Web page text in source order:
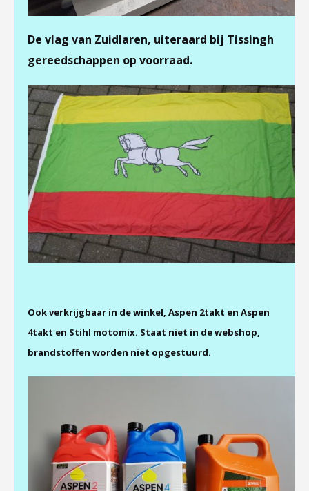
De vlag van Zuidlaren, uiteraard bij Tissingh
gereedschappen op voorraad.
Ook verkrijgbaar in de winkel, Aspen 2takt en Aspen
4takt en Stihl motomix. Staat niet in de webshop,
brandstoffen worden niet opgestuurd.